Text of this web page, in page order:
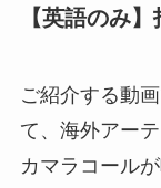
【英語のみ
ご紹介する動
て、海外アー
カマラコール